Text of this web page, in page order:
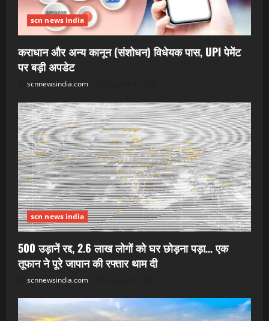
scn news india
कराधान और अन्य कानून (संशोधन) विधेयक पास, UPI पेमेंट
पर बड़ी अपडेट
scnnewsindia.com
scn news india
500 उड़ानें रद्द, 2.6 लाख लोगों को घर छोड़ना पड़ा… एक
तूफान ने पूरे जापान की रफ्तार थाम दी
scnnewsindia.com